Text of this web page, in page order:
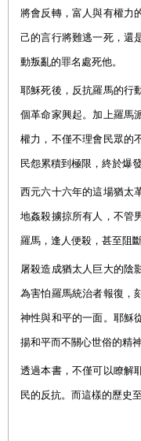
將會反轉，富人與有權力
己的言行將難逃一死，還
動叛亂的罪名處死他。
耶穌死後，反抗羅馬的行
個革命家興起。加上羅馬
權力，不僅不理會民眾的
民怨累積到極限，終於爆
西元六十六年的這場猶太
地姦殺擄掠所有人，不管
羅馬，逢人便殺，甚至阻
屠殺造成猶太人巨大的陰
為害怕羅馬統治者報復，
神性與和平的一面。耶穌
揚和平而不關心世俗的精神
透過本書，不僅可以瞭解
民的反抗。而這樣的歷史